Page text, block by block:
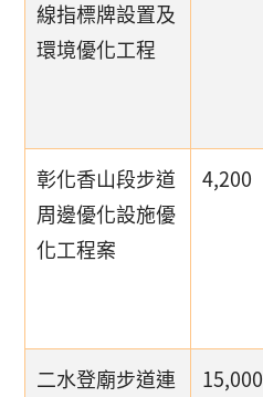
線指標牌設置及
環境優化工程
彰化香山段步道
周邊優化設施優
化工程案
4,200
二水登廟步道連
15,000